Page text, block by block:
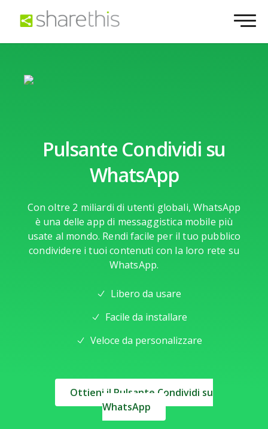
Pulsante Condividi su
WhatsApp
Con oltre 2 miliardi di utenti globali, WhatsApp
è una delle app di messaggistica mobile più
usate al mondo. Rendi facile per il tuo pubblico
condividere i tuoi contenuti con la loro rete su
WhatsApp.
Libero da usare
Facile da installare
Veloce da personalizzare
Ottieni il Pulsante Condividi su
WhatsApp